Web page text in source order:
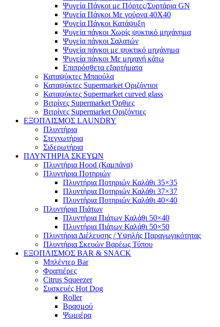
Ψυγεία Πάγκοι με Πόρτες/Συρτάρια GN
Ψυγεία Πάγκοι Με γούρνα 40Χ40
Ψυγεία Πάγκοι Κατάψυξη
Ψυγεία πάγκοι Χωρίς ψυκτικό μηχάνημα
Ψυγεία πάγκοι Σαλατών
Ψυγεία πάγκοι με ψυκτικό μηχάνημα
Ψυγεία πάγκοι Με μηχανή κάτω
Επιπρόσθετα εξαρτήματα
Καταψύκτες Μπαούλα
Καταψύκτες Supermarket Οριζόντιοι
Καταψύκτες Supermarket curved glass
Βιτρίνες Supermarket Όρθιες
Βιτρίνες Supermarket Οριζόντιες
ΕΞΟΠΛΙΣΜΟΣ LAUNDRY
Πλυντήρια
Στεγνωτήρια
Σιδερωτήρια
ΠΛΥΝΤΗΡΙΑ ΣΚΕΥΩΝ
Πλυντήρια Hood (Καμπάνα)
Πλυντήρια Ποτηριών
Πλυντήρια Ποτηριών Καλάθι 35×35
Πλυντήρια Ποτηριών Καλάθι 37×37
Πλυντήρια Ποτηριών Καλάθι 40×40
Πλυντήρια Πιάτων
Πλυντήρια Πιάτων Καλάθι 50×40
Πλυντήρια Πιάτων Καλάθι 50×50
Πλυντήρια Διέλευσης / Υψηλής Παραγωγικότητας
Πλυντήρια Σκευών Βαρέως Τύπου
ΕΞΟΠΛΙΣΜΟΣ BAR & SNACK
Μπλέντερ Bar
Φραπιέρες
Citrus Squeezer
Συσκευές Hot Dog
Roller
Βρασμού
Ψωμιέρα